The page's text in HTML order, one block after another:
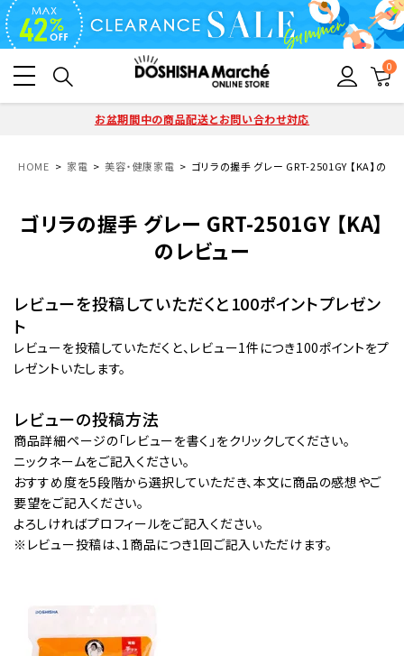
0
お盆期間中の商品配送とお問い合わせ対応
HOME 家電 美容・健康家電 ゴリラの握手 グレー GRT-2501GY 【KA】のレ
ゴリラの握手 グレー GRT-2501GY 【KA】
のレビュー
レビューを投稿していただくと100ポイントプレゼン
ト
レビューを投稿していただくと、レビュー1件につき100ポイントをプ
レゼントいたします。
レビューの投稿方法
商品詳細ページの「レビューを書く」をクリックしてください。
ニックネームをご記入ください。
おすすめ度を5段階から選択していただき、本文に商品の感想やご
要望をご記入ください。
よろしければプロフィールをご記入ください。
※レビュー投稿は、1商品につき1回ご記入いただけます。